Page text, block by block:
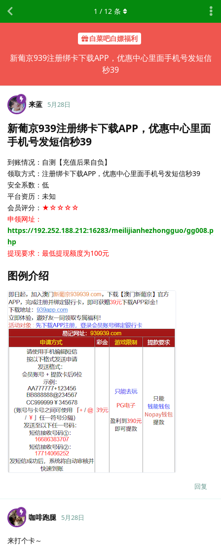
白菜吧白嫖福利
新葡京939注册绑卡下载APP，优惠中心里面手机号发短信
秒39
1 / 12 条
来蓝 5月28日
新葡京939注册绑卡下载APP，优惠中心里面
手机号发短信秒39
到账情况：自测【充值后果自负】
领取方式：注册绑卡下载APP，优惠中心里面手机号发短信秒39
安全系数：低
平台资历：未知
会员评分： ★☆☆☆☆
申领网址：
https://192.252.188.212:16283/meilijianhezhongguo/gg008.p
hp
提现要求：最低提现额度为100元
图例介绍
回复
咖啡跑腿 5月28日
来打个卡～